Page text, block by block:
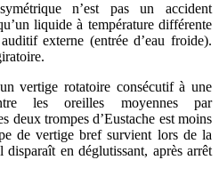
n’est pas un accident
liquide à température différente
externe (entrée d’eau froide).
vertige rotatoire consécutif à une
les oreilles moyennes par
deux trompes d’Eustache est moins
de vertige bref survient lors de la
en déglutissant, après arrêt